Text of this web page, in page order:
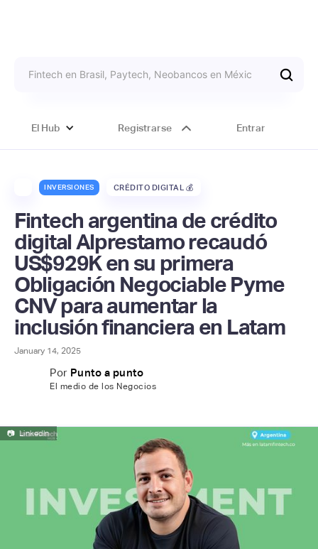
El Hub Registrarse Entrar
INVERSIONES CRÉDITO DIGITAL 💰
Fintech argentina de crédito
digital Alprestamo recaudó
US$929K en su primera
Obligación Negociable Pyme
CNV para aumentar la
inclusión financiera en Latam
January 14, 2025
Por Punto a punto
El medio de los Negocios
📷 Linkedln